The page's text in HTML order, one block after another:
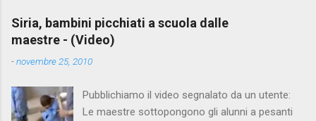
e
n
t
Siria, bambini picchiati a scuola dalle
maestre - (Video)
-novembre 25, 2010
Pubblichiamo il video segnalato da un utente:
Le maestre sottopongono gli alunni a pesanti